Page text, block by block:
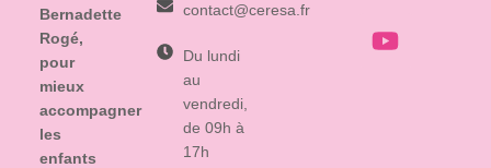
Bernadette
Rogé,
pour
mieux
accompagner
les
enfants
contact@ceresa.fr
Du lundi
au
vendredi,
de 09h à
17h